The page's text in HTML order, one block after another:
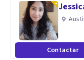
Contactar